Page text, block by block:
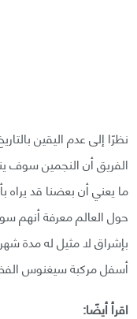
نظرًا إلى عدم اليقين
ما يعني أن بعضنا قد يراه
حول العالم معرفة أنهم
بإشراق لا مثيل له مدة
أسفل مركبة سيغنوس
اقرأ أيضًا: